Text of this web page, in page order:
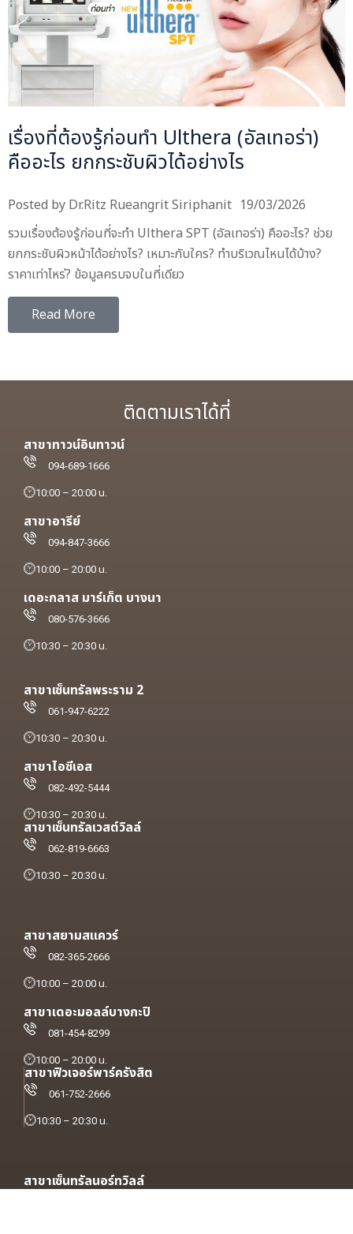
เรื่องที่ต้องรู้ก่อนทำ Ulthera (อัลเทอร่า)
คืออะไร ยกกระชับผิวได้อย่างไร
Posted by Dr.Ritz Rueangrit Siriphanit 19/03/2026
รวมเรื่องต้องรู้ก่อนที่จะทำ Ulthera SPT (อัลเทอร่า) คืออะไร? ช่วย
ยกกระชับผิวหน้าได้อย่างไร? เหมาะกับใคร? ทำบริเวณไหนได้บ้าง?
ราคาเท่าไหร่? ข้อมูลครบจบในที่เดียว
Read More
ติดตามเราได้ที่
สาขาทาวน์อินทาวน์
094-689-1666
10:00 – 20:00 น.
สาขาอารีย์
094-847-3666
10:00 – 20:00 น.
เดอะกลาส มาร์เก็ต บางนา
080-576-3666
10:30 – 20:30 น.
สาขาเซ็นทรัลพระราม 2
061-947-6222
10:30 – 20:30 น.
สาขาไอซีเอส
082-492-5444
10:30 – 20:30 น.
สาขาเซ็นทรัลเวสต์วิลล์
062-819-6663
10:30 – 20:30 น.
สาขาสยามสแควร์
082-365-2666
10:00 – 20:00 น.
สาขาเดอะมอลล์บางกะปิ
081-454-8299
10:00 – 20:00 น.
สาขาฟิวเจอร์พาร์ครังสิต
061-752-2666
10:30 – 20:30 น.
สาขาเซ็นทรัลนอร์ทวิลล์